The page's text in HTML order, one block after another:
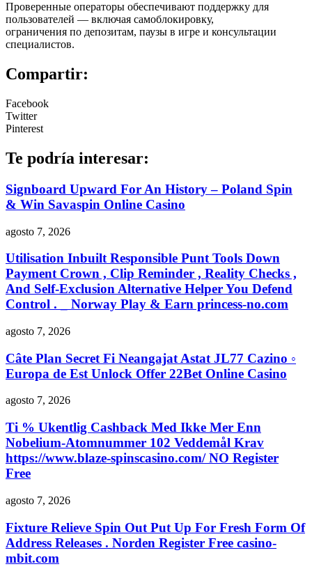
Проверенные операторы обеспечивают поддержку для
пользователей — включая самоблокировку,
ограничения по депозитам, паузы в игре и консультации
специалистов.
Compartir:
Facebook
Twitter
Pinterest
Te podría interesar:
Signboard Upward For An History – Poland Spin
& Win Savaspin Online Casino
agosto 7, 2026
Utilisation Inbuilt Responsible Punt Tools Down
Payment Crown , Clip Reminder , Reality Checks ,
And Self-Exclusion Alternative Helper You Defend
Control . _ Norway Play & Earn princess-no.com
agosto 7, 2026
Câte Plan Secret Fi Neangajat Astat JL77 Cazino ◦
Europa de Est Unlock Offer 22Bet Online Casino
agosto 7, 2026
Ti % Ukentlig Cashback Med Ikke Mer Enn
Nobelium-Atomnummer 102 Veddemål Krav
https://www.blaze-spinscasino.com/ NO Register
Free
agosto 7, 2026
Fixture Relieve Spin Out Put Up For Fresh Form Of
Address Releases . Norden Register Free casino-
mbit.com